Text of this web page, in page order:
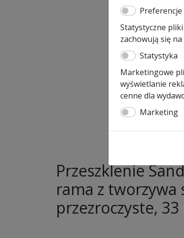
Przeszklenie
rama z tworzywa
przezroczyste,
Preferencje
Statystyczne
zachowują się
Statystyka
Marketingowe
wyświetlanie
cenne dla
Marketing